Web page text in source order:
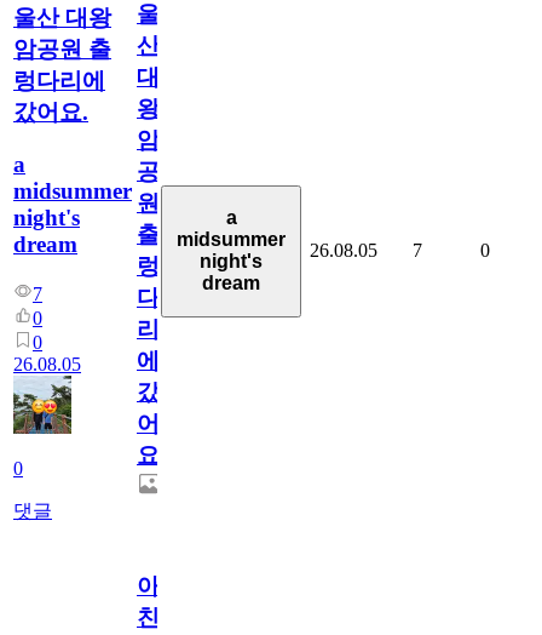
울산 대왕
암공원 출
렁다리에
갔어요.
a
midsummer
night's
dream
7
0
0
26.08.05
0
댓글
울
산
대
왕
암
공
원
출
렁
다
리
에
갔
어
요.
a
midsummer
night's
dream
26.08.05 7 0
아.
친